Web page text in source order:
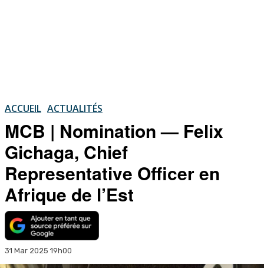
ACCUEIL ACTUALITÉS
MCB | Nomination — Felix
Gichaga, Chief
Representative Officer en
Afrique de l’Est
31 Mar 2025 19h00